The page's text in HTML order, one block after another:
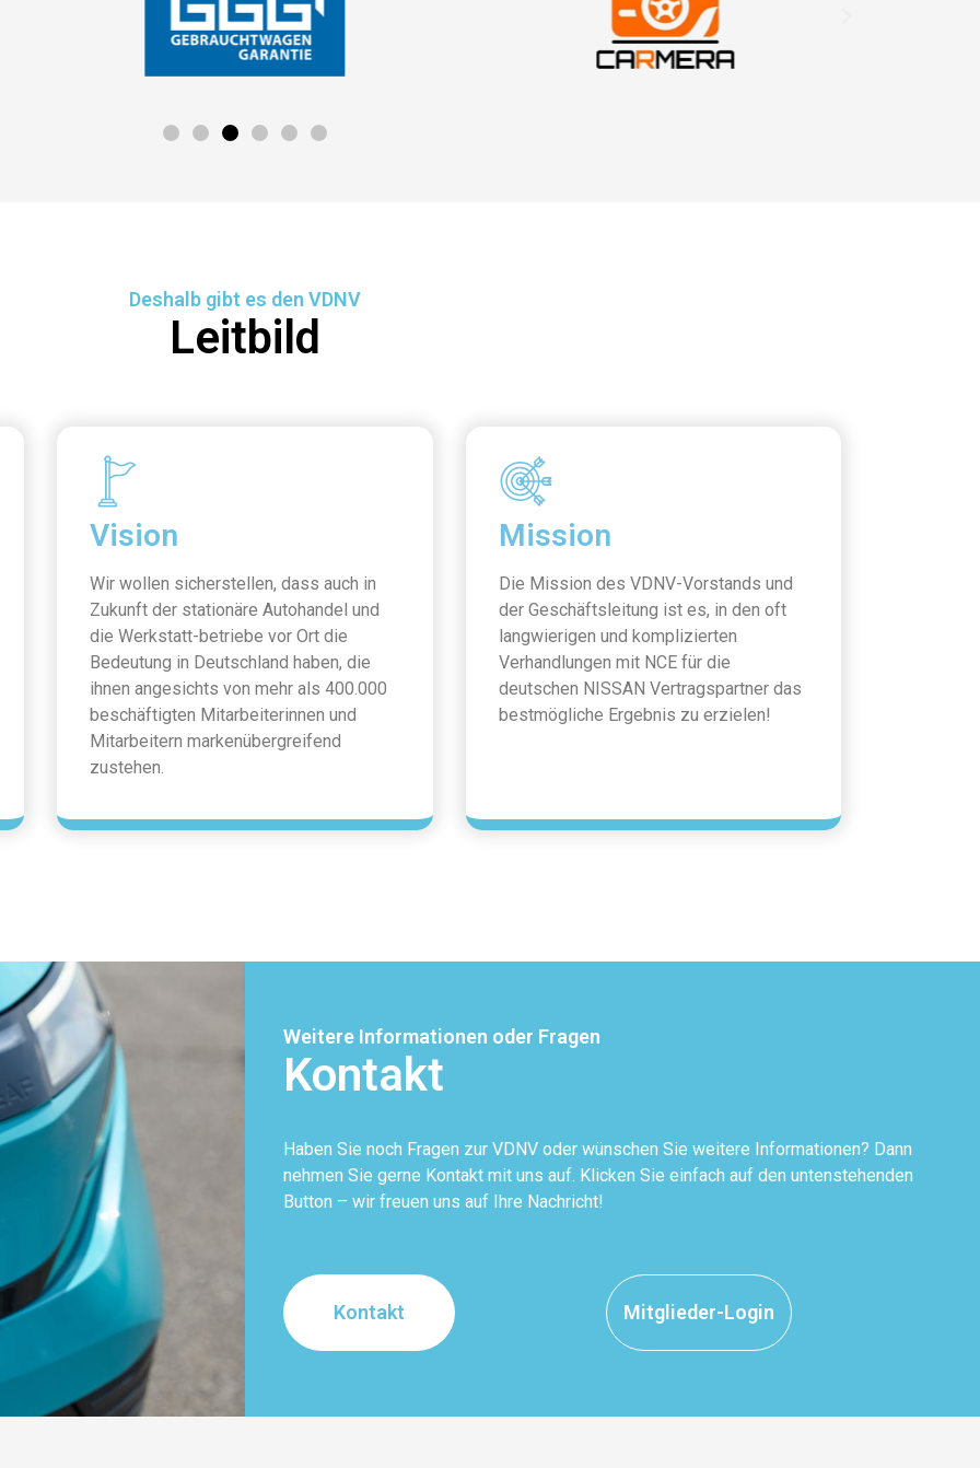
Deshalb gibt es den VDNV
Leitbild
Vision
Wir wollen sicherstellen, dass auch in
Zukunft der stationäre Autohandel und
die Werkstatt-betriebe vor Ort die
Bedeutung in Deutschland haben, die
ihnen angesichts von mehr als 400.000
beschäftigten Mitarbeiterinnen und
Mitarbeitern markenübergreifend
zustehen.
Mission
Die Mission des VDNV-Vorstands und
der Geschäftsleitung ist es, in den oft
langwierigen und komplizierten
Verhandlungen mit NCE für die
deutschen NISSAN Vertragspartner das
bestmögliche Ergebnis zu erzielen!
Weitere Informationen oder Fragen
Kontakt
Haben Sie noch Fragen zur VDNV oder wünschen Sie weitere Informationen? Dann
nehmen Sie gerne Kontakt mit uns auf. Klicken Sie einfach auf den untenstehenden
Button – wir freuen uns auf Ihre Nachricht!
Kontakt Mitglieder-Login